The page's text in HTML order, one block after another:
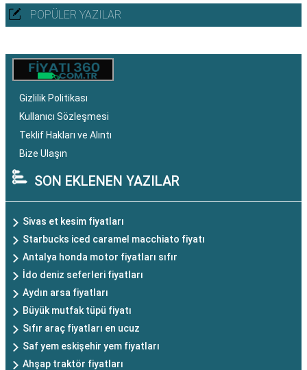
POPÜLER YAZILAR
Gizlilik Politikası
Kullanıcı Sözleşmesi
Teklif Hakları ve Alıntı
Bize Ulaşın
SON EKLENEN YAZILAR
Sivas et kesim fiyatları
Starbucks iced caramel macchiato fiyatı
Antalya honda motor fiyatları sıfır
İdo deniz seferleri fiyatları
Aydın arsa fiyatları
Büyük mutfak tüpü fiyatı
Sıfır araç fiyatları en ucuz
Saf yem eskişehir yem fiyatları
Ahşap traktör fiyatları